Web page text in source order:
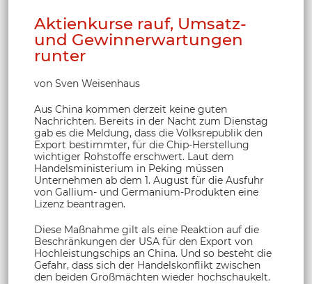
Aktienkurse rauf, Umsatz-
und Gewinnerwartungen
runter
von Sven Weisenhaus
Aus China kommen derzeit keine guten
Nachrichten. Bereits in der Nacht zum Dienstag
gab es die Meldung, dass die Volksrepublik den
Export bestimmter, für die Chip-Herstellung
wichtiger Rohstoffe erschwert. Laut dem
Handelsministerium in Peking müssen
Unternehmen ab dem 1. August für die Ausfuhr
von Gallium- und Germanium-Produkten eine
Lizenz beantragen.
Diese Maßnahme gilt als eine Reaktion auf die
Beschränkungen der USA für den Export von
Hochleistungschips an China. Und so besteht die
Gefahr, dass sich der Handelskonflikt zwischen
den beiden Großmächten wieder hochschaukelt.